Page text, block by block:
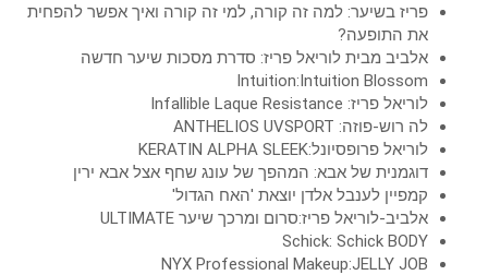
פריז בשיער: למה זה קורה, למי זה קורה ואיך אפשר להפחית
את התופעה?
אלביב מבית לוריאל פריז: סדרת מסכות שיער חדשה
Intuition:Intuition Blossom
לוריאל פריז: Infallible Laque Resistance
לה רוש-פוזה: ANTHELIOS UVSPORT
לוריאל פרופסיונל:KERATIN ALPHA SLEEK
דוגמנית של אבא: המהפך של עונג שחף אצל אבא ירין
קמפיין לענבל אלדן יוצאת 'האח הגדול'
אלביב-לוריאל פריז:סרום ומרכך שיער ULTIMATE
Schick: Schick BODY
NYX Professional Makeup:JELLY JOB